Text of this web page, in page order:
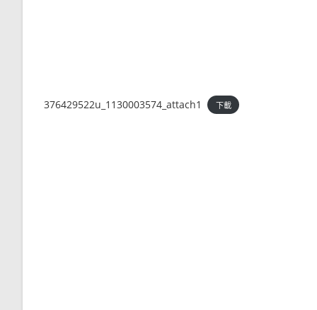
376429522u_1130003574_attach1 下載